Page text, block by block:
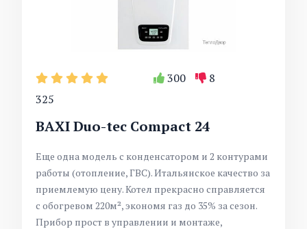
325
300 8
BAXI Duo-tec Compact 24
Еще одна модель с конденсатором и 2 контурами
работы (отопление, ГВС). Итальянское качество за
приемлемую цену. Котел прекрасно справляется
с обогревом 220м², экономя газ до 35% за сезон.
Прибор прост в управлении и монтаже,